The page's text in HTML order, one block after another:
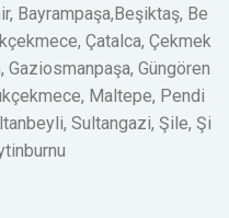
Bayrampaşa,Beşiktaş, Be
Çatalca, Çekmek
Gaziosmanpaşa, Güngören
Maltepe, Pendi
Sultangazi, Şile, Şi